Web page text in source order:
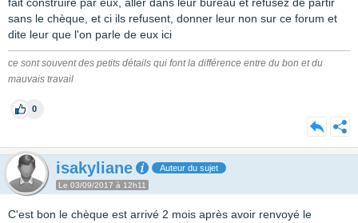
sans le chèque, et ci ils refusent, donner leur non sur ce forum et
dite leur que l'on parle de eux ici
ce sont souvent des petits détails qui font la différence entre du bon et du
mauvais travail
0
isakyliane Auteur du sujet
Le 03/09/2017 à 12h11
C'est bon le chèque est arrivé 2 mois après avoir renvoyé le